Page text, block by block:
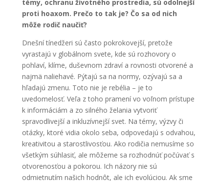
témy, ochranu životného prostredia, sú odolnejší
proti hoaxom. Prečo to tak je? Čo sa od nich
môže rodič naučiť?
Dnešní tínedžeri sú často pokrokovejší, pretože
vyrastajú v globálnom svete, kde sú rozhovory o
pohlaví, klíme, duševnom zdraví a rovnosti otvorené a
najmä naliehavé. Pýtajú sa na normy, ozývajú sa a
hľadajú zmenu. Toto nie je rebélia – je to
uvedomelosť. Veľa z toho pramení vo voľnom prístupe
k informáciám a zo silného želania vytvoriť
spravodlivejší a inkluzívnejší svet. Na témy, výzvy či
otázky, ktoré vidia okolo seba, odpovedajú s odvahou,
kreativitou a starostlivosťou. Ako rodičia nemusíme so
všetkým súhlasiť, ale môžeme sa rozhodnúť počúvať s
otvorenosťou a pokorou. Ich názory nie sú
odmietnutím našich hodnôt, ale ich evolúciou. Ak sme